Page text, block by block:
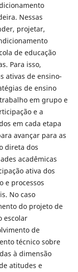
Nessas
projetar,
de educação
Para isso,
ativas de ensino-
de ensino
em grupo e
e a
em cada etapa
avançar para as
direta dos
acadêmicas
ativa dos
e processos
No caso
do projeto de
escolar
de
técnico sobre
à dimensão
atitudes e